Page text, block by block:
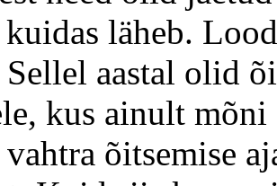
kuidas läheb.
aastal olid
kus ainult
õitsemise